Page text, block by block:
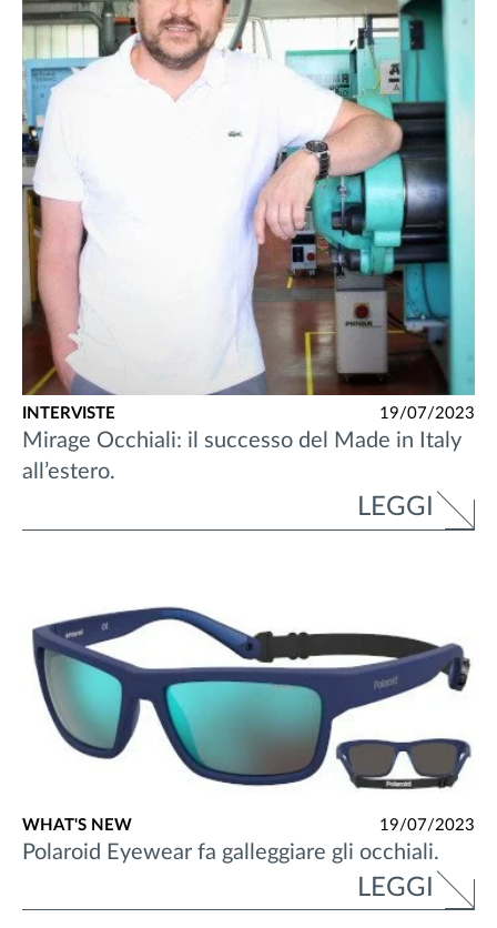
INTERVISTE 19/07/2023
Mirage Occhiali: il successo del Made in Italy
all’estero.
LEGGI
WHAT'S NEW 19/07/2023
Polaroid Eyewear fa galleggiare gli occhiali.
LEGGI